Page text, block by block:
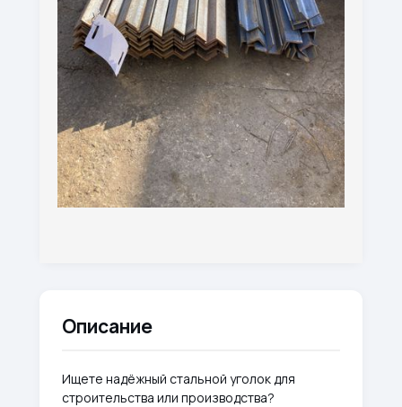
Описание
Ищете надёжный стальной уголок для
строительства или производства?